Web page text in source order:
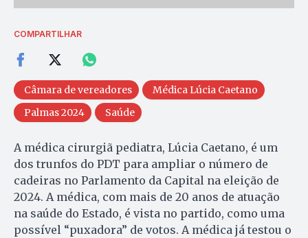
COMPARTILHAR
Câmara de vereadores
Médica Lúcia Caetano
Palmas 2024
Saúde
A médica cirurgiã pediatra, Lúcia Caetano, é um
dos trunfos do PDT para ampliar o número de
cadeiras no Parlamento da Capital na eleição de
2024. A médica, com mais de 20 anos de atuação
na saúde do Estado, é vista no partido, como uma
possível “puxadora” de votos. A médica já testou o